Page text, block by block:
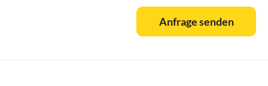
und verbringen hier regelmäßig die schönsten Wochen des
Anfrage senden